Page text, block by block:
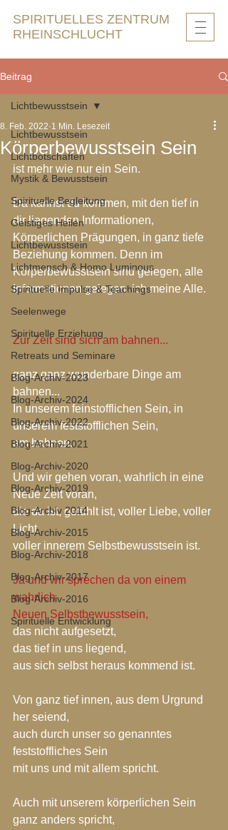
SPIRITUELLES ZENTRUM
RHEINSCHLUCHT
Beitrag
Lichtbewusstsein
Lichtbotschaften
Mystik & Bewusstsein
Spirituelle Begleitung
Geistiges Heilen
Lichtbewusstsein
Lichtmensch & Homo Luminous
Spirituelle Impulse & Teachings
Seelenwege
Spirituelle Erziehung
Retreats und Seminare
Blog-Archiv-2023
Blog-Archiv-2024
Blog-Archiv-2022
Blog-Archiv-2021
Blog-Archiv-2020
Blog-Archiv-2019
Blog-Archiv 2014
Blog-Archiv-2015
Blog-Archiv-2018
Blog-Archiv-2017
Blog-Archiv-2016
Spirituelle Entwicklung
Lichtbewusstsein
Körperbewusstsein Sein
8. Feb. 2022 1 Min. Lesezeit
ist mehr wie nur ein Sein.
Da kannst du kommen, mit den tief in
dir liegenden Informationen,
Körperlichen Prägungen, in ganz tiefe
Beziehung kommen. Denn im
Körperbewusstsein sind gelegen, alle
Informationen gelegen. Ich meine Alle.
Zur Zeit sind sich am bahnen...
ganz ganz wunderbare Dinge am
bahnen...
In unserem feinstofflichen Sein, in
unserem feststofflichen Sein,
am bahnen.
Und wir gehen voran, wahrlich in eine
Neue Zeit voran,
die da ist, gefühlt ist, voller Liebe, voller
Licht,
voller innerem Selbstbewusstsein ist.
Ja und wir sprechen da von einem
wahrlich
Neuen Selbstbewusstsein,
das nicht aufgesetzt,
das tief in uns liegend,
aus sich selbst heraus kommend ist.
Von ganz tief innen, aus dem Urgrund
her seiend,
auch durch unser so genanntes
feststoffliches Sein
mit uns und mit allem spricht.
Auch mit unserem körperlichen Sein
ganz anders spricht,